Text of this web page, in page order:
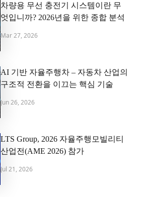
차량용 무선 충전기 시스템이란 무
엇입니까? 2026년을 위한 종합 분석
Mar 27, 2026
AI 기반 자율주행차 – 자동차 산업의
구조적 전환을 이끄는 핵심 기술
Jun 26, 2026
LTS Group, 2026 자율주행모빌리티
산업전(AME 2026) 참가
Jul 21, 2026